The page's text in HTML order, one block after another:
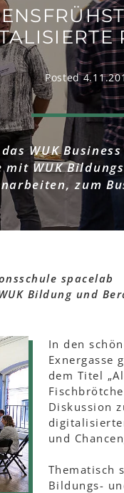
Posted
WUK
mit WUK
zum
spacelab
Bildung und
In den
Exnergasse
dem Titel
Diskussion
und
Thematisch
Bildungs-